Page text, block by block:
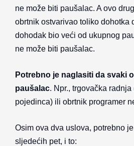
ne može biti paušalac. A ovo
obrtnik ostvarivao toliko dohotka
dohodak bio veći od ukupnog
ne može biti paušalac.
Potrebno je naglasiti da svaki
paušalac. Npr., trgovačka radnja
pojedinca) ili obrtnik programer
Osim ova dva uslova, potrebno
sljedećih pet, i to: